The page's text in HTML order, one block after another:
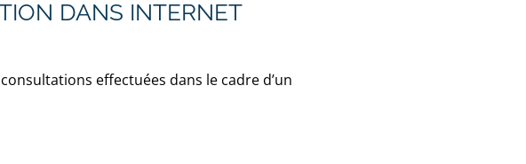
DANS INTERNET
effectuées dans le cadre d’un